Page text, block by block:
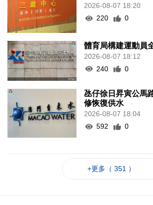
2026-08-07 18:20
220
0
體育局構建運動員
2026-08-07 18:12
240
0
氹仔徐日昇寅公馬
修恢復供水
2026-08-07 18:04
592
0
+更多（ 351 ）